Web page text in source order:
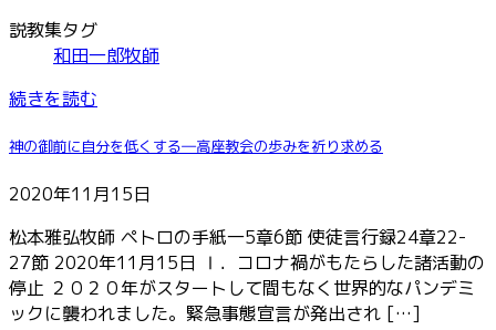
説教集タグ
和田一郎牧師
続きを読む
神の御前に自分を低くする―高座教会の歩みを祈り求める
2020年11月15日
松本雅弘牧師 ペトロの手紙一5章6節 使徒言行録24章22-
27節 2020年11月15日 Ⅰ．コロナ禍がもたらした諸活動の
停止 ２０２０年がスタートして間もなく世界的なパンデミ
ックに襲われました。緊急事態宣言が発出され […]